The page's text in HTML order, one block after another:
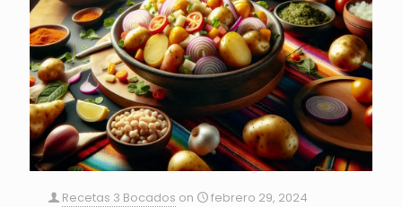
Recetas 3 Bocados on
febrero 29, 2024